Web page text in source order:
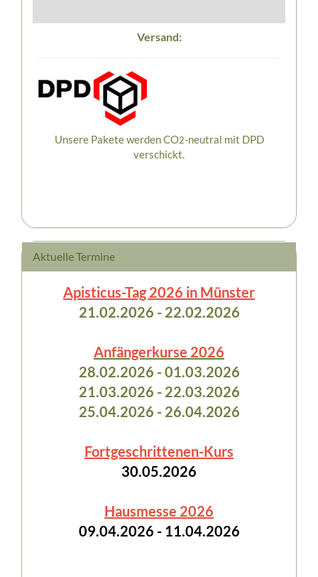
Versand:
Unsere Pakete werden CO2-neutral mit DPD
verschickt.
Aktuelle Termine
Apisticus-Tag 2026 in Münster
21.02.2026 - 22.02.2026
Anfängerkurse 2026
28.02.2026 - 01.03.2026
21.03.2026 - 22.03.2026
25.04.2026 - 26.04.2026
Fortgeschrittenen-Kurs
30.05.2026
Hausmesse 2026
09.04.2026 - 11.04.2026